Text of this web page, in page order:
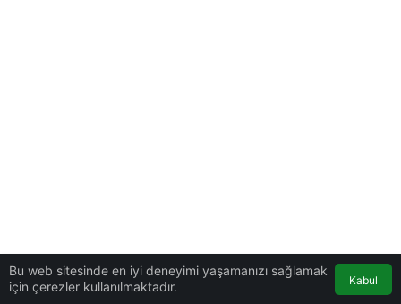
Bu web sitesinde en iyi deneyimi yaşamanızı sağlamak
için çerezler kullanılmaktadır.
Kabul